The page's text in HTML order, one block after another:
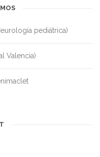
pediátrica)
Valencia)